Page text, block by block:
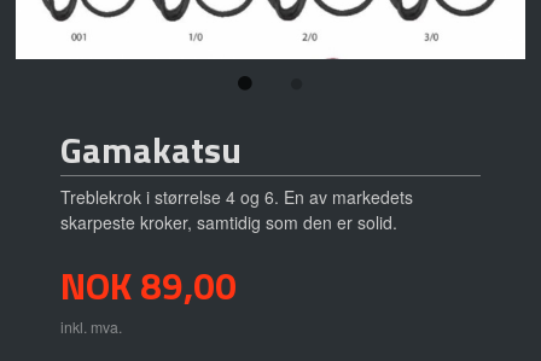
Gamakatsu
Treblekrok i størrelse 4 og 6. En av markedets
skarpeste kroker, samtidig som den er solid.
Pris
NOK89,00
inkl. mva.